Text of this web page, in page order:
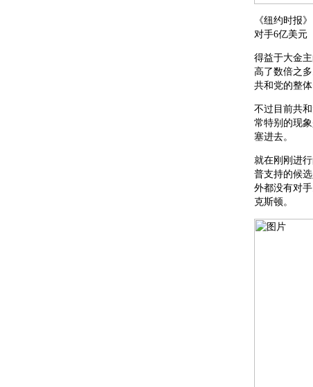
《纽约时报
对手6亿美元
得益于大金
高了数倍之
共和党的整
不过目前共
常特别的现
塞进去。
就在刚刚进
普支持的候
外都没有对
克斯顿。